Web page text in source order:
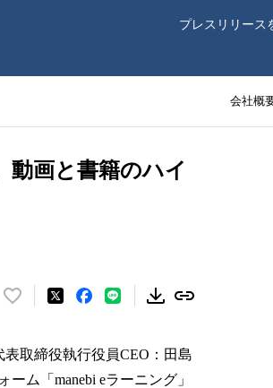
プレスリリース
会社概
動画と書籍のハイ
い
！
数
取締役執行役員CEO：田島
ム「manebi eラーニング」